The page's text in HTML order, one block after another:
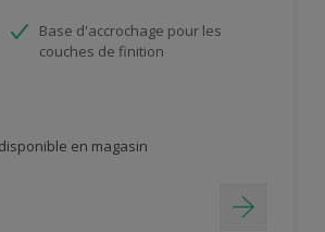
Base d'accrochage pour les
couches de finition
en magasin